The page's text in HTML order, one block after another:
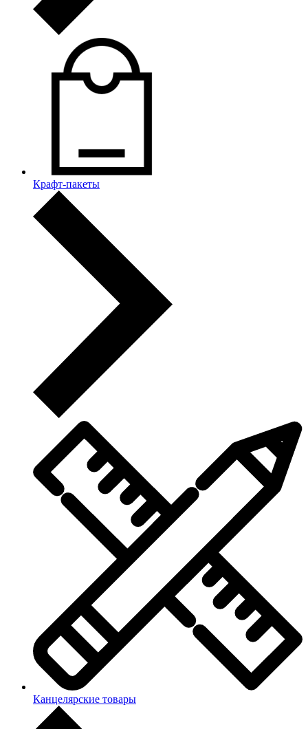
Крафт-пакеты
Канцелярские товары